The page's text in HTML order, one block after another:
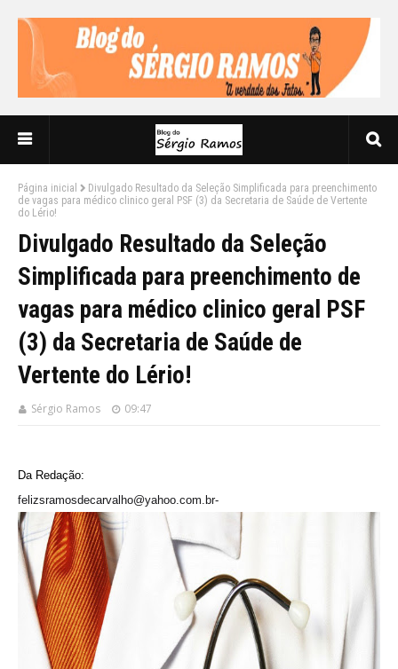
Página inicial
Divulgado Resultado da Seleção Simplificada para preenchimento
de vagas para médico clinico geral PSF (3) da Secretaria de Saúde de Vertente
do Lério!
Divulgado Resultado da Seleção
Simplificada para preenchimento de
vagas para médico clinico geral PSF
(3) da Secretaria de Saúde de
Vertente do Lério!
Sérgio Ramos 09:47
Da Redação:
felizsramosdecarvalho@yahoo.com.br-